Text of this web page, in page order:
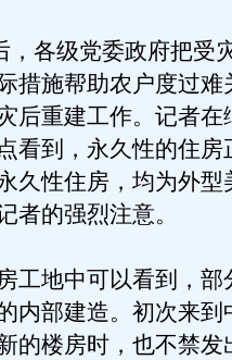
各级党委政府把受
措施帮助农户度过难
后重建工作。记者在
看到，永久性的住房
久性住房，均为外型
者的强烈注意。
地中可以看到，部
内部建造。初次来到
的楼房时，也不禁发